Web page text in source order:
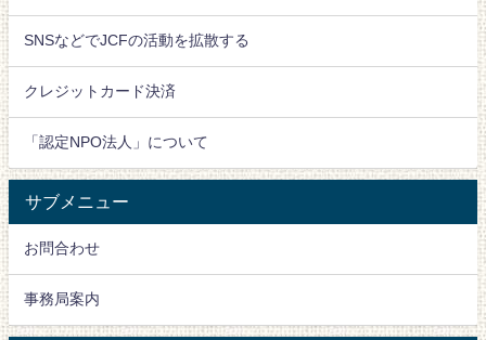
SNSなどでJCFの活動を拡散する
クレジットカード決済
「認定NPO法人」について
サブメニュー
お問合わせ
事務局案内